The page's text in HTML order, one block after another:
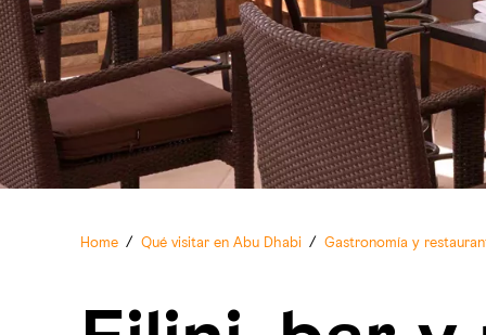
Home / Qué visitar en Abu Dhabi / Gastronomía y